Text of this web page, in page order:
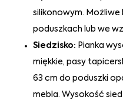
silikonowym.
poduszkach lub we
Siedzisko: Pianka
miękkie, pasy
63 cm do poduszki
mebla. Wysokość